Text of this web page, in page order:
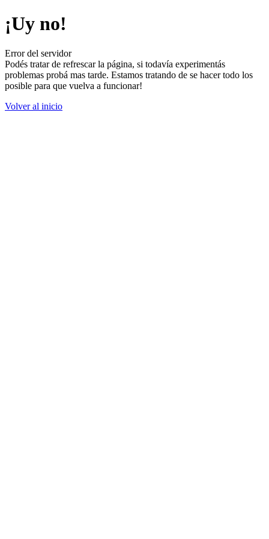
¡Uy no!
Error del servidor
Podés tratar de refrescar la página, si todavía experimentás
problemas probá mas tarde. Estamos tratando de se hacer todo los
posible para que vuelva a funcionar!
Volver al inicio